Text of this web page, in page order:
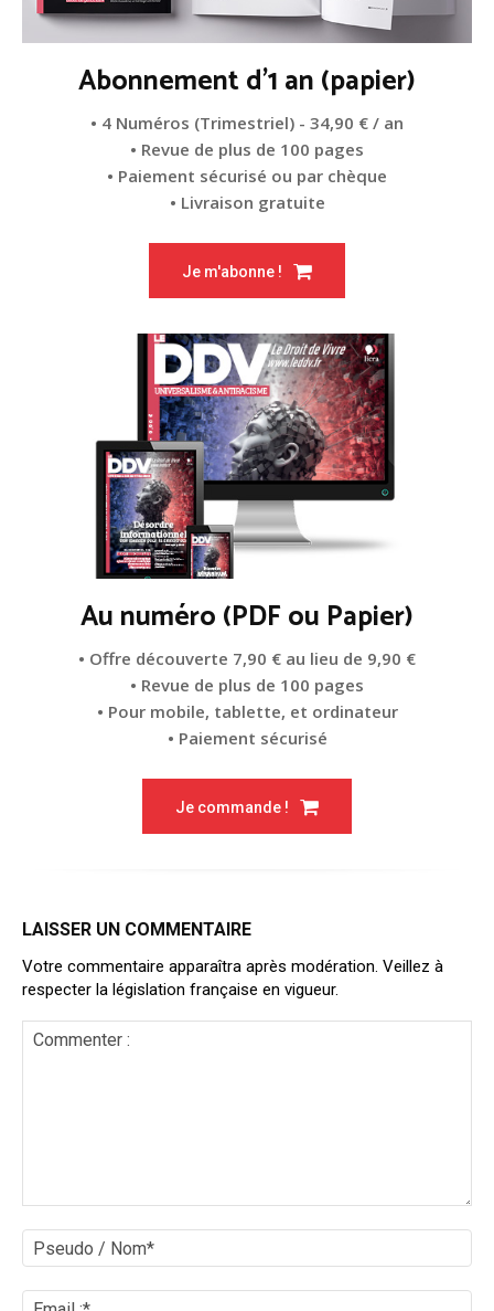
Abonnement d'1 an (papier)
• 4 Numéros (Trimestriel) - 34,90 € / an
• Revue de plus de 100 pages
• Paiement sécurisé ou par chèque
• Livraison gratuite
Je m'abonne !
Au numéro (PDF ou Papier)
• Offre découverte 7,90 € au lieu de 9,90 €
• Revue de plus de 100 pages
• Pour mobile, tablette, et ordinateur
• Paiement sécurisé
Je commande !
LAISSER UN COMMENTAIRE
Votre commentaire apparaîtra après modération. Veillez à
respecter la législation française en vigueur.
/